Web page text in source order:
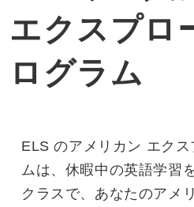
エクスプロ
ログラム
ELS のアメリカン エク
ムは、休暇中の英語学習
クラスで、あなたのアメ